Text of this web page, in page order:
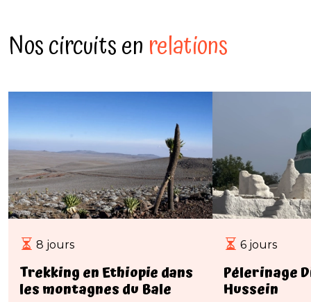
Nos circuits enrelations
8 jours
Trekking en Ethiopie dans
les montagnes du Bale
6 jours
Pélerinage
Hussein